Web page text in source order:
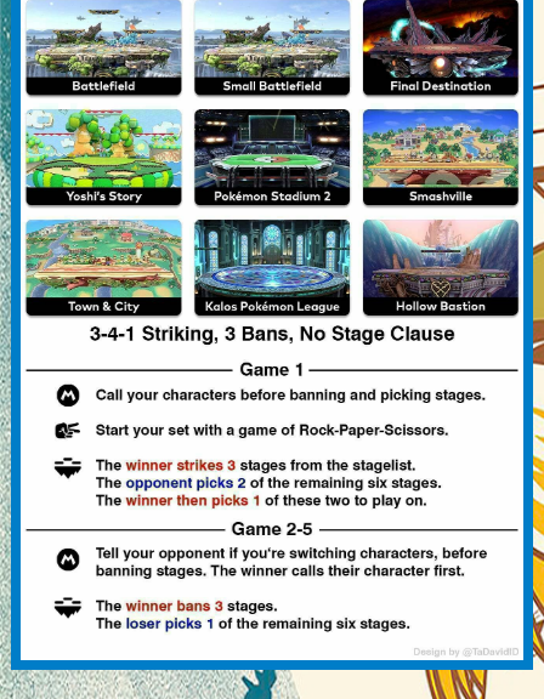
Bros. Ultimate and compete against the best players in the
region.
When: Every Wednesday Where: Treibhaus Lucerne Entry
Fee: 10 CHF per player (5 CHF goes to Treibhaus / 5 CHF to
the prize pool). 🥇 1st Place: 50% 🥈 2nd Place: 30% 🥉 3rd
Place: 20%
Schedule: • Location opens: 6:00 PM • Tournament starts:
7:00 PM • Tournament ends: 10:30 PM • Location closes:
11:45 PM
What to expect: • Exciting Matches: Face new challenges
every week and improve your skills. • Attractive Prizes: Top
players will be rewarded with great prizes. • LuCy 2025
Qualification: The best players have the chance to qualify for
the annual LuCy Tournament [applies only to monthly
results]. • Large Venue: Enjoy a great atmosphere with a
stage, bar, and restaurant service.
Join in and become a champion! Sign up now and bring your
setup. We look forward to seeing you every Wednesday at
Treibhaus Lucerne!
Please bring your own Nintendo Switch and docking station
if possible! The same applies if you are using a GameCube
adapter. We will provide you with enough monitors to play,
⚠️ PLEASE READ AND FOLLOW THE HOUSE AND